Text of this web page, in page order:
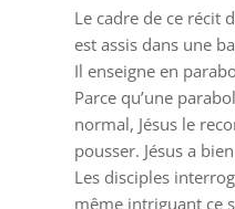
Le cadre de ce récit
est assis dans une
Il enseigne en
Parce qu’une
normal, Jésus le
pousser. Jésus a
Les disciples
même intriguant ce